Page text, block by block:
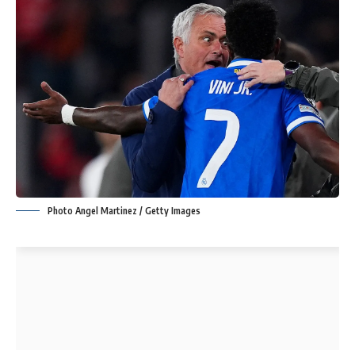
Photo Angel Martinez / Getty Images